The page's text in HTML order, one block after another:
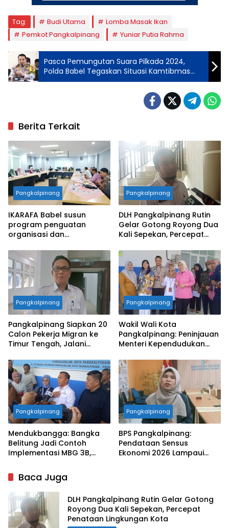
Tag: Budi Utama
Lomba Masak Ikan
Pemkot Pangkalpinang
Yuniar Putia Rahma
Pasca Pemungutan Suara Pilkada 2024,
Polda Babel Tegaskan Situasi Kamtibmas
Aman dan Kondusif
Berita Terkait
Pangkalpinang
IKARAFA Babel susun
program penguatan
organisasi dan
Pangkalpinang
DLH Pangkalpinang Rutin
Gelar Gotong Royong Dua
Kali Sepekan, Percepat
Pangkalpinang
Pangkalpinang Siapkan 20
Calon Pekerja Migran ke
Timur Tengah, Jalani
Pangkalpinang
Wakil Wali Kota
Pangkalpinang: Peninjauan
Menteri Kependudukan
Standar Layanan MBG
Pangkalpinang
Mendukbangga: Bangka
Belitung Jadi Contoh
Implementasi MBG 3B,
Balita Terlayani
Pangkalpinang
BPS Pangkalpinang:
Pendataan Sensus
Ekonomi 2026 Lampaui
Baca Juga
DLH Pangkalpinang Rutin Gelar Gotong
Royong Dua Kali Sepekan, Percepat
Penataan Lingkungan Kota